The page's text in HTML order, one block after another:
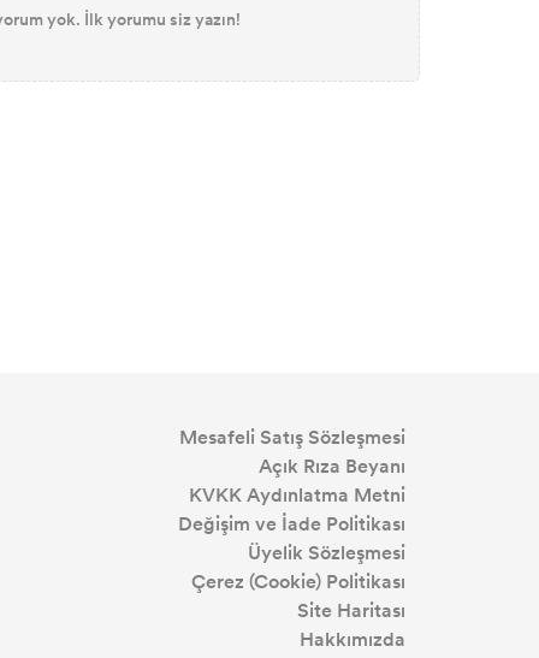
yok. İlk yorumu siz yazın!
Mesafeli Satış Sözleşmesi
Açık Rıza Beyanı
KVKK Aydınlatma Metni
Değişim ve İade Politikası
Üyelik Sözleşmesi
Çerez (Cookie) Politikası
Site Haritası
Hakkımızda